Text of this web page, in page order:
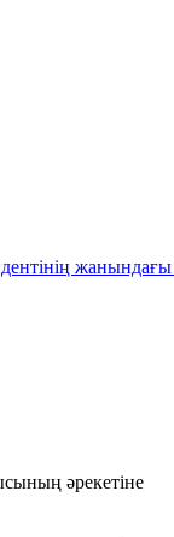
әрекетіне